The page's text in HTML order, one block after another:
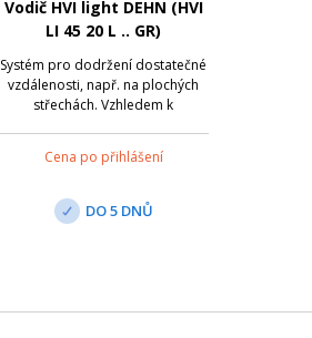
Vodič HVI light DEHN (HVI
LI 45 20 L .. GR)
Systém pro dodržení dostatečné
vzdálenosti, např. na plochých
střechách. Vzhledem k
nekontrolovaným přeskokům
na vnitřní kovové hmoty nebo
elektrická zařízení. Vodič HV...
Cena po přihlášení
DO 5 DNŮ